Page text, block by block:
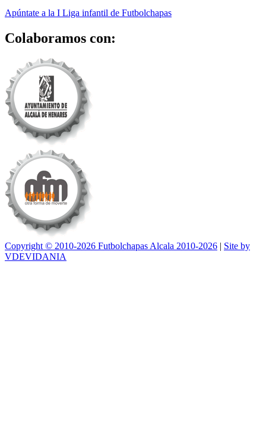
Apúntate a la I Liga infantil de Futbolchapas
Colaboramos con:
Copyright © 2010-2026 Futbolchapas Alcala 2010-2026 | Site by
VDEVIDANIA